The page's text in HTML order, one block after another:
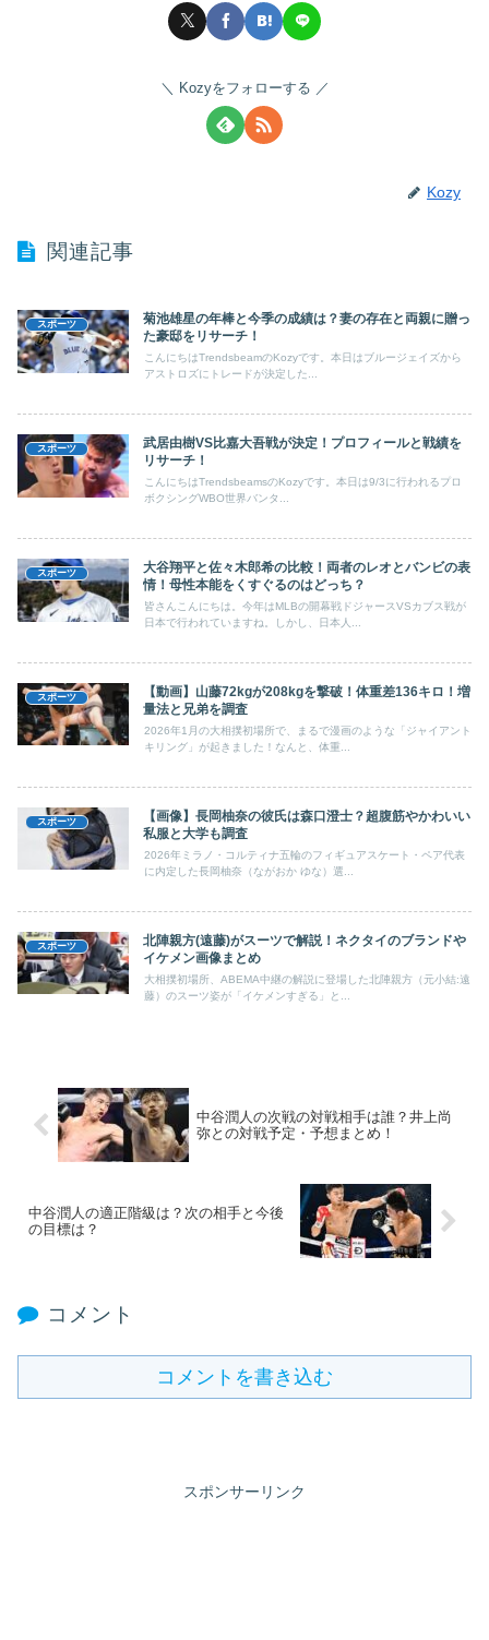
Kozyをフォローする
Kozy
関連記事
スポーツ
菊池雄星の年棒と今季の成績は？妻の存在と両親に贈っ
た豪邸をリサーチ！
こんにちはTrendsbeamのKozyです。本日はブルージェイズから
アストロズにトレードが決定した...
スポーツ
武居由樹VS比嘉大吾戦が決定！プロフィールと戦績を
リサーチ！
こんにちはTrendsbeamsのKozyです。本日は9/3に行われるプロ
ボクシングWBO世界バンタ...
スポーツ
大谷翔平と佐々木郎希の比較！両者のレオとバンビの表
情！母性本能をくすぐるのはどっち？
皆さんこんにちは。今年はMLBの開幕戦ドジャースVSカブス戦が
日本で行われていますね。しかし、日本人...
スポーツ
【動画】山藤72kgが208kgを撃破！体重差136キロ！増
量法と兄弟を調査
2026年1月の大相撲初場所で、まるで漫画のような「ジャイアント
キリング」が起きました！なんと、体重...
スポーツ
【画像】長岡柚奈の彼氏は森口澄士？超腹筋やかわいい
私服と大学も調査
2026年ミラノ・コルティナ五輪のフィギュアスケート・ペア代表
に内定した長岡柚奈（ながおか ゆな）選...
スポーツ
北陣親方(遠藤)がスーツで解説！ネクタイのブランドや
イケメン画像まとめ
大相撲初場所、ABEMA中継の解説に登場した北陣親方（元小結:遠
藤）のスーツ姿が「イケメンすぎる」と...
中谷潤人の次戦の対戦相手は誰？井上尚
弥との対戦予定・予想まとめ！
中谷潤人の適正階級は？次の相手と今後
の目標は？
コメント
コメントを書き込む
スポンサーリンク